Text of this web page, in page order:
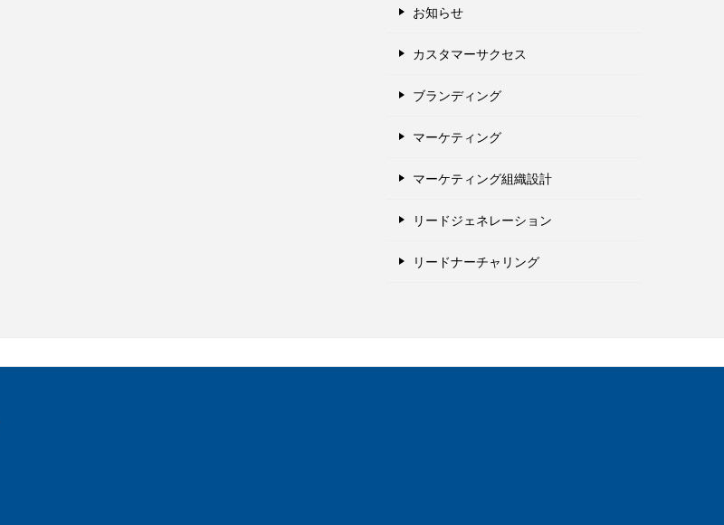
お知らせ
カスタマーサクセス
ブランディング
マーケティング
マーケティング組織設計
リードジェネレーション
リードナーチャリング